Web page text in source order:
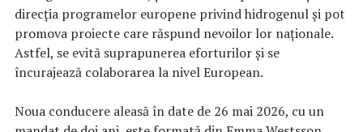
direcția programelor europene privind hidrogenul și pot
promova proiecte care răspund nevoilor lor naționale.
Astfel, se evită suprapunerea eforturilor și se
încurajează colaborarea la nivel European.
Noua conducere aleasă în date de 26 mai 2026, cu un